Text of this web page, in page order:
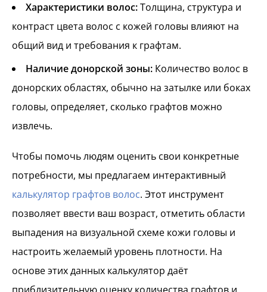
Характеристики волос:Толщина, структура и
контраст цвета волос с кожей головы влияют на
общий вид и требования к графтам.
Наличие донорской зоны: Количество волос в
донорских областях, обычно на затылке или боках
головы, определяет, сколько графтов можно
извлечь.
Чтобы помочь людям оценить свои конкретные
потребности, мы предлагаем интерактивный
калькулятор графтов волос. Этот инструмент
позволяет ввести ваш возраст, отметить области
выпадения на визуальной схеме кожи головы и
настроить желаемый уровень плотности. На
основе этих данных калькулятор даёт